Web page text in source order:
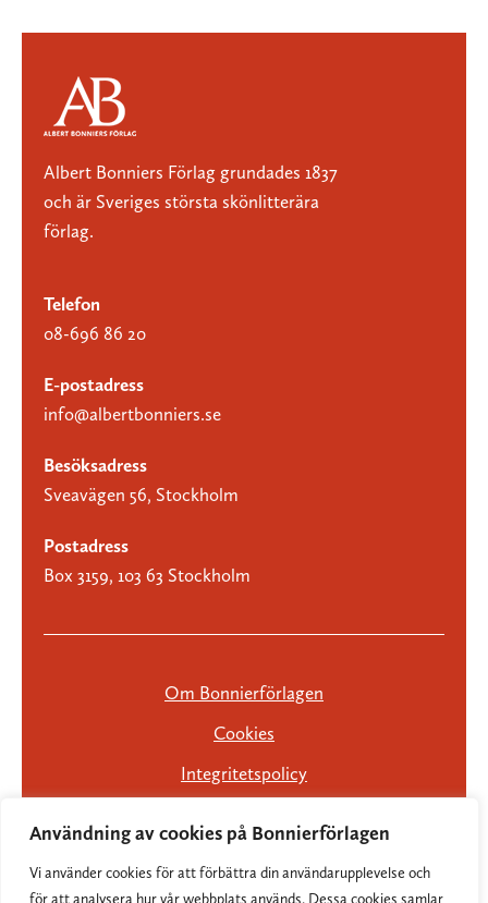
Användning av cookies på Bonnierförlagen
Vi använder cookies för att förbättra din användarupplevelse och
för att analysera hur vår webbplats används. Dessa cookies samlar
Albert Bonniers Förlag grundades 1837
och är Sveriges största skönlitterära
förlag.
Telefon
08-696 86 20
E-postadress
info@albertbonniers.se
Besöksadress
Sveavägen 56, Stockholm
Postadress
Box 3159, 103 63 Stockholm
Om Bonnierförlagen
Cookies
Integritetspolicy